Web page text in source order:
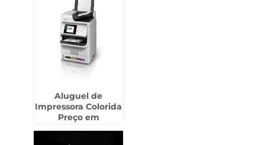
Aluguel de
Impressora Colorida
Preço em